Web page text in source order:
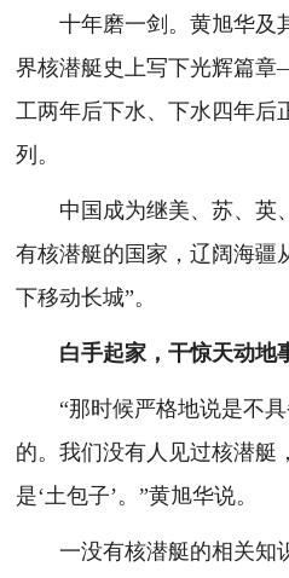
十年磨一剑。黄旭华及
界核潜艇史上写下光辉篇
工两年后下水、下水四年后
列。
中国成为继美、苏、英
有核潜艇的国家，辽阔海疆
下移动长城”。
白手起家，干惊天动地
“那时候严格地说是不具
的。我们没有人见过核潜艇
是‘土包子’。”黄旭华说。
一没有核潜艇的相关知